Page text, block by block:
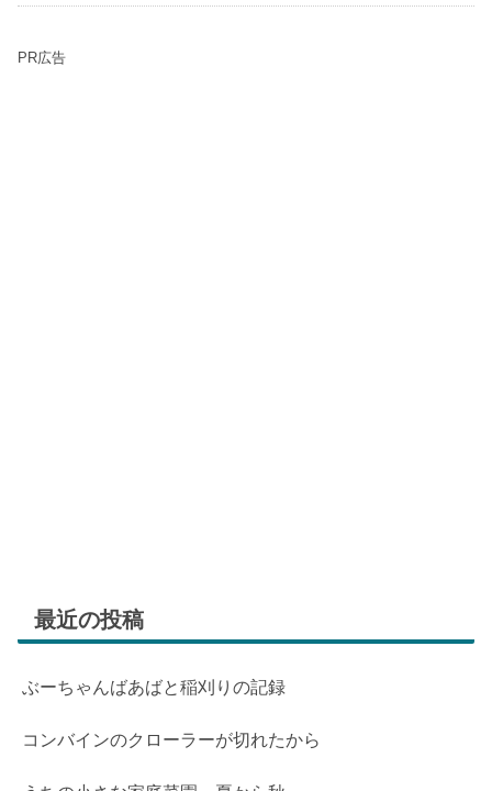
PR広告
最近の投稿
ぶーちゃんばあばと稲刈りの記録
コンバインのクローラーが切れたから